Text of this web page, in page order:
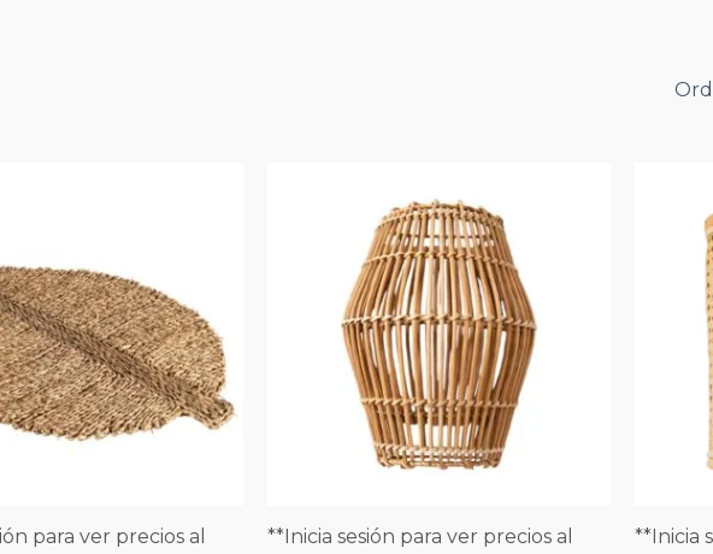
para ver precios al
**Inicia sesión para ver precios al
**Inicia